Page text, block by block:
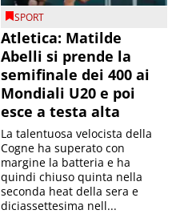
SPORT
Atletica: Matilde
Abelli si prende la
semifinale dei 400 ai
Mondiali U20 e poi
esce a testa alta
La talentuosa velocista della
Cogne ha superato con
margine la batteria e ha
quindi chiuso quinta nella
seconda heat della sera e
diciassettesima nell...